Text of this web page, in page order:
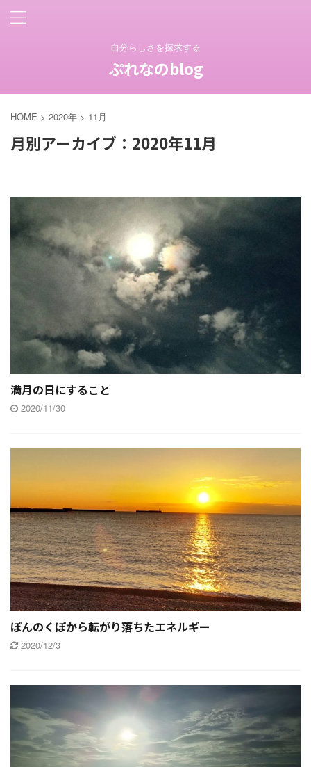
自分らしさを探求する
ぷれなのblog
HOME > 2020年 > 11月
月別アーカイブ：2020年11月
満月の日にすること
2020/11/30
ぼんのくぼから転がり落ちたエネルギー
2020/12/3